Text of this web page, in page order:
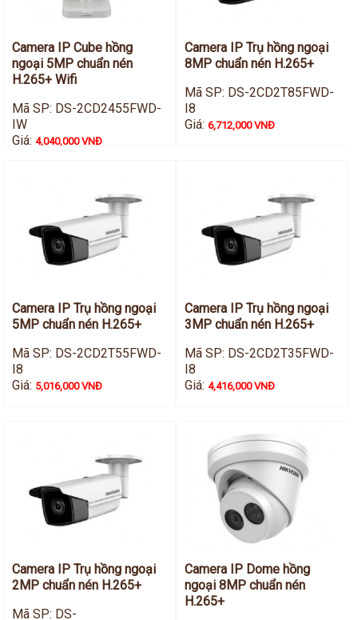
Camera IP Cube hồng
ngoại 5MP chuẩn nén
H.265+ Wifi
Mã SP: DS-2CD2455FWD-
IW
Giá:4,040,000 VNĐ
Camera IP Trụ hồng ngoại
8MP chuẩn nén H.265+
Mã SP: DS-2CD2T85FWD-
I8
Giá: 6,712,000 VNĐ
Camera IP Trụ hồng ngoại
5MP chuẩn nén H.265+
Mã SP: DS-2CD2T55FWD-
I8
Giá: 5,016,000 VNĐ
Camera IP Trụ hồng ngoại
3MP chuẩn nén H.265+
Mã SP: DS-2CD2T35FWD-
I8
Giá: 4,416,000 VNĐ
Camera IP Trụ hồng ngoại
2MP chuẩn nén H.265+
Mã SP: DS-
Camera IP Dome hồng
ngoại 8MP chuẩn nén
H.265+